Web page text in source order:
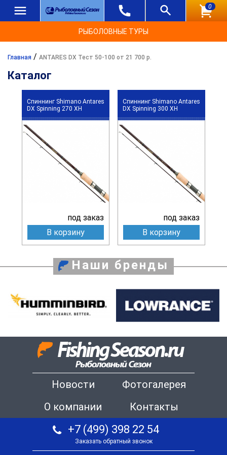
0
РЫБОЛОВНЫЕ ТУРЫ
Главная / ANTARES DX Тест 50-100 от 21 700 р.
Каталог
Спиннинг Shimano Antares
DX Spinning 270 XH
под заказ
В корзину
Спиннинг Shimano Antares
DX Spinning 300 XH
под заказ
В корзину
Наши бренды
Новости
Фотогалерея
О компании
Контакты
+7 (499) 398 22 54
Заказать обратный звонок